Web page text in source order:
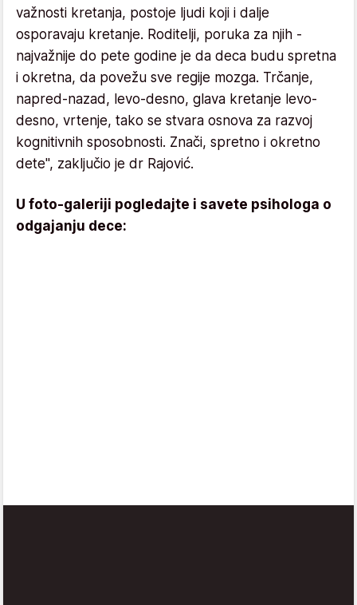
važnosti kretanja, postoje ljudi koji i dalje
osporavaju kretanje. Roditelji, poruka za njih -
najvažnije do pete godine je da deca budu spretna
i okretna, da povežu sve regije mozga. Trčanje,
napred-nazad, levo-desno, glava kretanje levo-
desno, vrtenje, tako se stvara osnova za razvoj
kognitivnih sposobnosti. Znači, spretno i okretno
dete", zaključio je dr Rajović.
U foto-galeriji pogledajte i savete psihologa o
odgajanju dece: